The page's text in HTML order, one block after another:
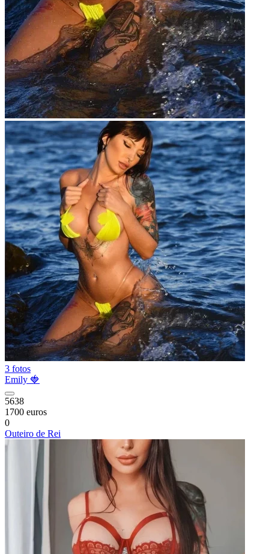
3 fotos
Emily 🍓
5638
1700 euros
0
Outeiro de Rei